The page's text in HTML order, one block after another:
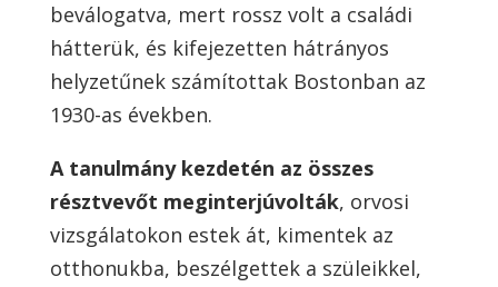
beválogatva, mert rossz volt a családi
hátterük, és kifejezetten hátrányos
helyzetűnek számítottak Bostonban az
1930-as években.
A tanulmány kezdetén az összes
résztvevőt meginterjúvolták, orvosi
vizsgálatokon estek át, kimentek az
otthonukba, beszélgettek a szüleikkel,